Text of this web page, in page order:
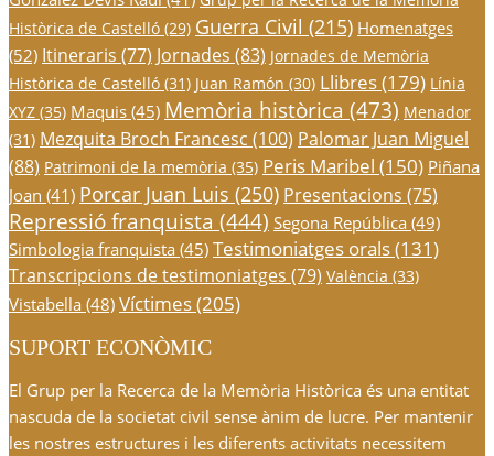
Històrica de Castelló (29) Guerra Civil (215) Homenatges
(52) Itineraris (77) Jornades (83) Jornades de Memòria
Històrica de Castelló (31) Juan Ramón (30) Llibres(179) Línia
XYZ (35) Maquis (45) Memòria històrica (473) Menador
(31) Mezquita Broch Francesc (100) Palomar Juan Miguel
(88) Patrimoni de la memòria (35) Peris Maribel (150) Piñana
Joan (41) Porcar Juan Luis (250) Presentacions (75)
Repressió franquista (444) Segona República (49)
Simbologia franquista (45) Testimoniatges orals(131)
Transcripcions de testimoniatges (79) València (33)
Vistabella (48) Víctimes(205)
SUPORT ECONÒMIC
El Grup per la Recerca de la Memòria Històrica és una entitat
nascuda de la societat civil sense ànim de lucre. Per mantenir
les nostres estructures i les diferents activitats necessitem